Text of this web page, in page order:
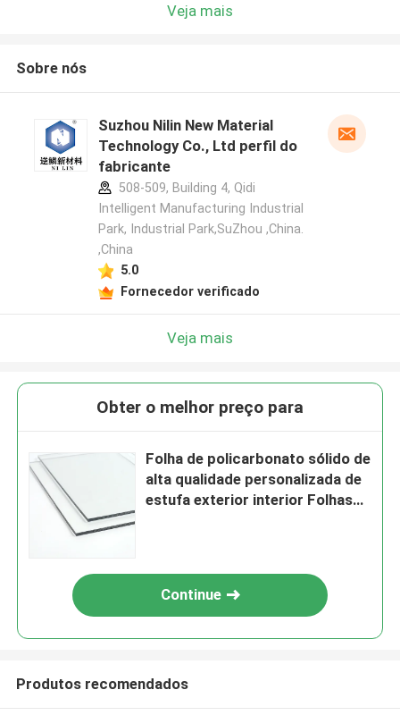
Veja mais
Sobre nós
Suzhou Nilin New Material
Technology Co., Ltd perfil do
fabricante
508-509, Building 4, Qidi
Intelligent Manufacturing Industrial
Park, Industrial Park,SuZhou ,China.
,China
5.0
Fornecedor verificado
Veja mais
Obter o melhor preço para
Folha de policarbonato sólido de
alta qualidade personalizada de
estufa exterior interior Folhas
Continue
Produtos recomendados